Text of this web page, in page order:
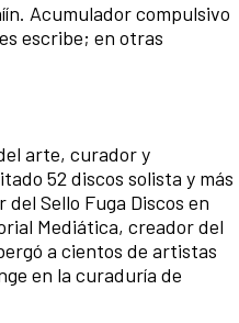
Acumulador compulsivo
escribe; en otras
arte, curador y
52 discos solista y más
Sello Fuga Discos en
Mediática, creador del
a cientos de artistas
en la curaduría de